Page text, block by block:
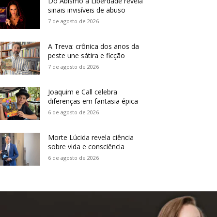
sinais invisíveis de abuso
7 de agosto de 2026
A Treva: crônica dos anos da
peste une sátira e ficção
7 de agosto de 2026
Joaquim e Call celebra
diferenças em fantasia épica
6 de agosto de 2026
Morte Lúcida revela ciência
sobre vida e consciência
6 de agosto de 2026